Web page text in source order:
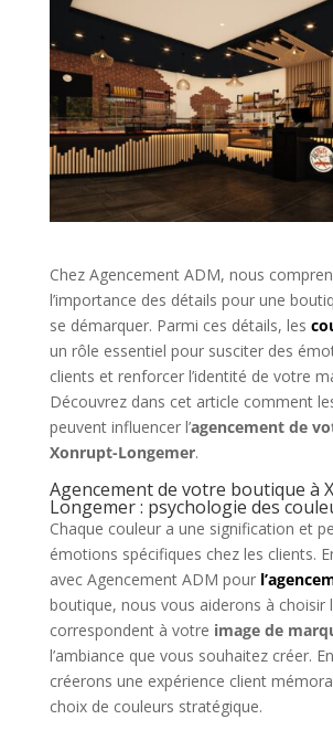
Chez Agencement ADM, nous
l’importance des détails pour une
se démarquer. Parmi ces détails, les
un rôle essentiel pour susciter des
clients et renforcer l’identité de votre
Découvrez dans cet article comment
peuvent influencer l’agencement de
Xonrupt-Longemer.
Agencement de votre boutique à
Longemer : psychologie des
Chaque couleur a une signification et
émotions spécifiques chez les clients.
avec Agencement ADM pour
boutique, nous vous aiderons à choisir
correspondent à votre image de
l’ambiance que vous souhaitez créer.
créerons une expérience client
choix de couleurs stratégique.